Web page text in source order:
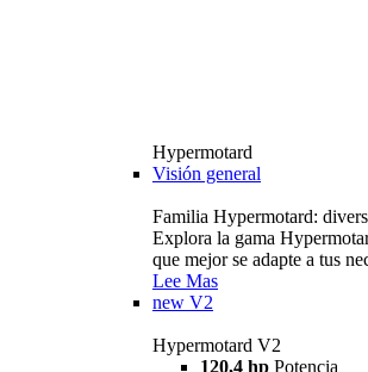
Hypermotard
Visión general
Familia Hypermotard:
Explora la gama
que mejor se adapte a tus
Lee Mas
new V2
Hypermotard V2
120,4 hp Potencia